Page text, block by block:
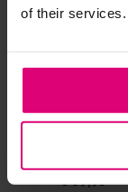
of their services.
Neo noir
€ 69,95